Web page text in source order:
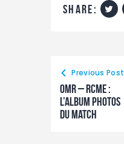
share:
Previous Post
OMR – RCME :
L’album photos
du match